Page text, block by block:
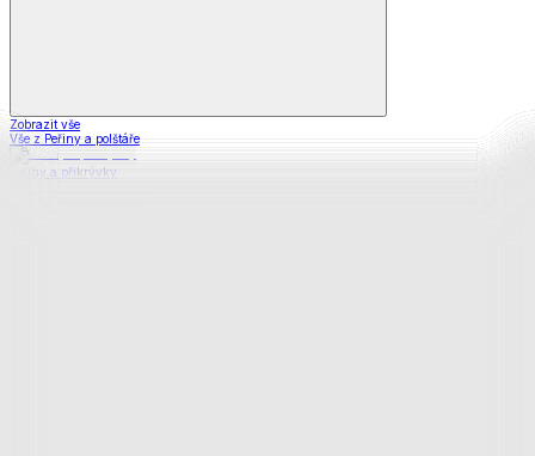
Zobrazit vše
Vše z Peřiny a polštáře
Peřiny a přikrývky